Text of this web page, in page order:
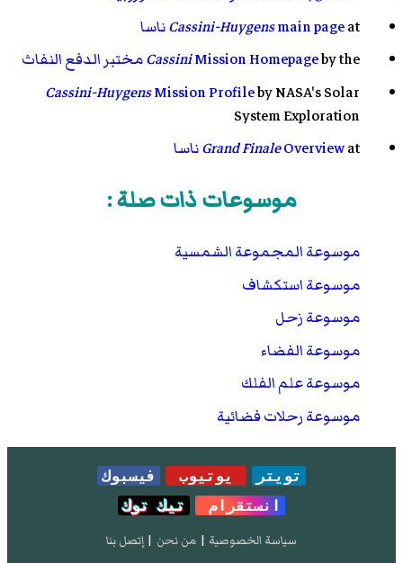
"Cassini Proposed Extended-Extended Mission
(XXM)" ( كتاب إلكتروني PDF )
. Lunar and Planetary
يوليو 2012.
Okutsu, Masataka, et al. "Cassini End-of-Life
Escape Trajectories to the Outer Planets (AAS 07-
258)." ADVANCES IN THE ASTRONAUTICAL
SCIENCES 129.1 (2008): 117.
Cassini-Huygensmain pageat
ناسا
CassiniMission Homepageby the
مختبر الدفع النفاث
Cassini-HuygensMission Profileby NASA's Solar
System Exploration
Grand FinaleOverviewat ناسا
موسوعات ذات صلة :
موسوعة المجموعة الشمسية
موسوعة استكشاف
موسوعة زحل
موسوعة الفضاء
موسوعة علم الفلك
موسوعة رحلات فضائية
تويتر يوتيوب
فيسبوك
انستقرام
تيك توك
سياسة الخصوصية | من نحن | إتصل بنا